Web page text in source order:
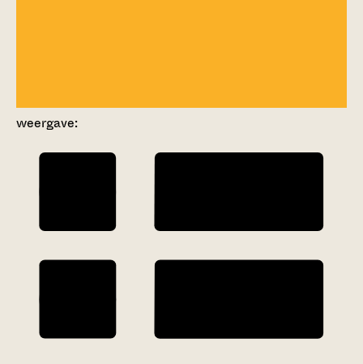
weergave: